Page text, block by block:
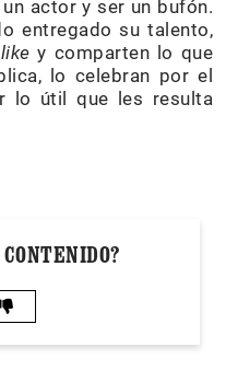
actor y ser un bufón.
entregado su talento,
like y comparten lo que
lo celebran por el
lo útil que les resulta